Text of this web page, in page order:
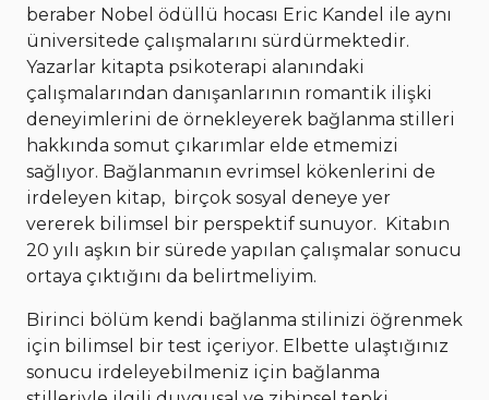
beraber Nobel ödüllü hocası Eric Kandel ile aynı
üniversitede çalışmalarını sürdürmektedir.
Yazarlar kitapta psikoterapi alanındaki
çalışmalarından danışanlarının romantik ilişki
deneyimlerini de örnekleyerek bağlanma stilleri
hakkında somut çıkarımlar elde etmemizi
sağlıyor. Bağlanmanın evrimsel kökenlerini de
irdeleyen kitap, birçok sosyal deneye yer
vererek bilimsel bir perspektif sunuyor. Kitabın
20 yılı aşkın bir sürede yapılan çalışmalar sonucu
ortaya çıktığını da belirtmeliyim.
Birinci bölüm kendi bağlanma stilinizi öğrenmek
için bilimsel bir test içeriyor. Elbette ulaştığınız
sonucu irdeleyebilmeniz için bağlanma